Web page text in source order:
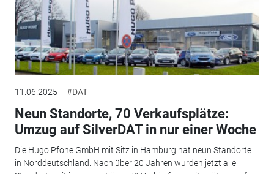
11.06.2025 #DAT
Neun Standorte, 70 Verkaufsplätze:
Umzug auf SilverDAT in nur einer Woche
Die Hugo Pfohe GmbH mit Sitz in Hamburg hat neun Standorte
in Norddeutschland. Nach über 20 Jahren wurden jetzt alle